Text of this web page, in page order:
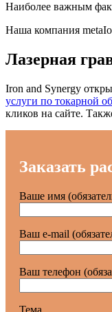
Наиболее важным
Наша компания
Лазерная
Iron and Synergy
услуги по токарной
кликов на сайте.
Заказать
Ваше имя
Ваш e-mail
Ваш телефон
Тема